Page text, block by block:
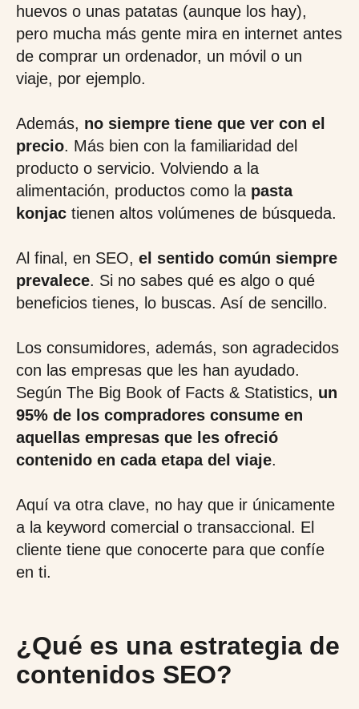
huevos o unas patatas (aunque los hay),
pero mucha más gente mira en internet antes
de comprar un ordenador, un móvil o un
viaje, por ejemplo.
Además, no siempre tiene que ver con el
precio. Más bien con la familiaridad del
producto o servicio. Volviendo a la
alimentación, productos como la pasta
konjac tienen altos volúmenes de búsqueda.
Al final, en SEO, el sentido común siempre
prevalece. Si no sabes qué es algo o qué
beneficios tienes, lo buscas. Así de sencillo.
Los consumidores, además, son agradecidos
con las empresas que les han ayudado.
Según The Big Book of Facts & Statistics, un
95% de los compradores consume en
aquellas empresas que les ofreció
contenido en cada etapa del viaje.
Aquí va otra clave, no hay que ir únicamente
a la keyword comercial o transaccional. El
cliente tiene que conocerte para que confíe
en ti.
¿Qué es una estrategia de
contenidos SEO?